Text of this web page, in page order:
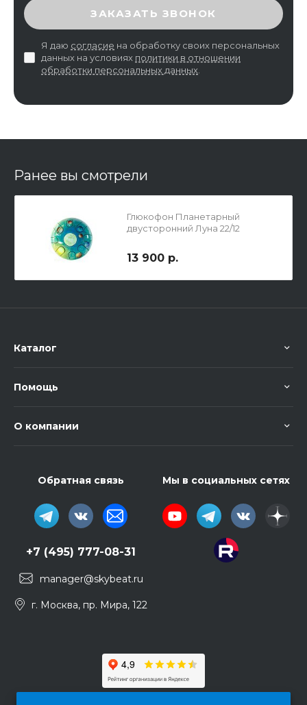
ВВЕДИТЕ ПРОВЕРОЧНЫЙ КОД
ЗАКАЗАТЬ ЗВОНОК
Я даю согласие на обработку своих персональных
данных на условиях политики в отношении
обработки персональных данных.
Ранее вы смотрели
Глюкофон Планетарный
двусторонний Луна 22/12
13 900 р.
Каталог
Помощь
О компании
Обратная связь
+7 (495) 777-08-31
manager@skybeat.ru
г. Москва, пр. Мира, 122
Мы в социальных сетях